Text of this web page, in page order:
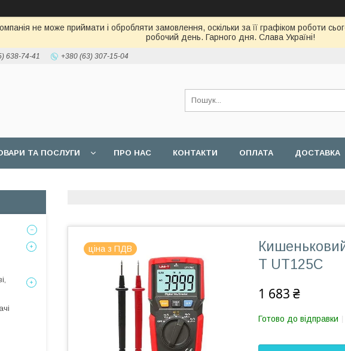
не може приймати і обробляти замовлення, оскільки за її графіком роботи
робочий день. Гарного дня. Слава Україні!
638-74-41 +380 (63) 307-15-04
ТА ПОСЛУГИ ПРО НАС КОНТАКТИ ОПЛАТА ДОСТАВКА
ціна з ПДВ
T UT125C
1 683 ₴
Готово до відправки